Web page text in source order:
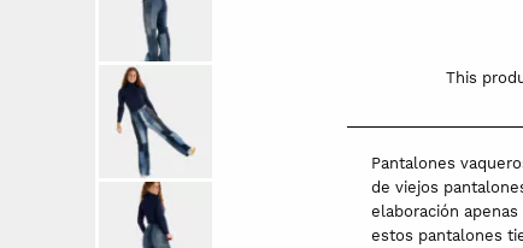
This
Pantalones
de viejos
elaboración
estos pantalones